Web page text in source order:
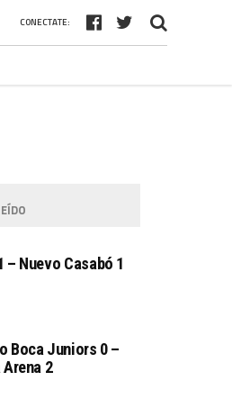
CONECTATE:
– Nuevo Casabó 1
Boca Juniors 0 –
Arena 2